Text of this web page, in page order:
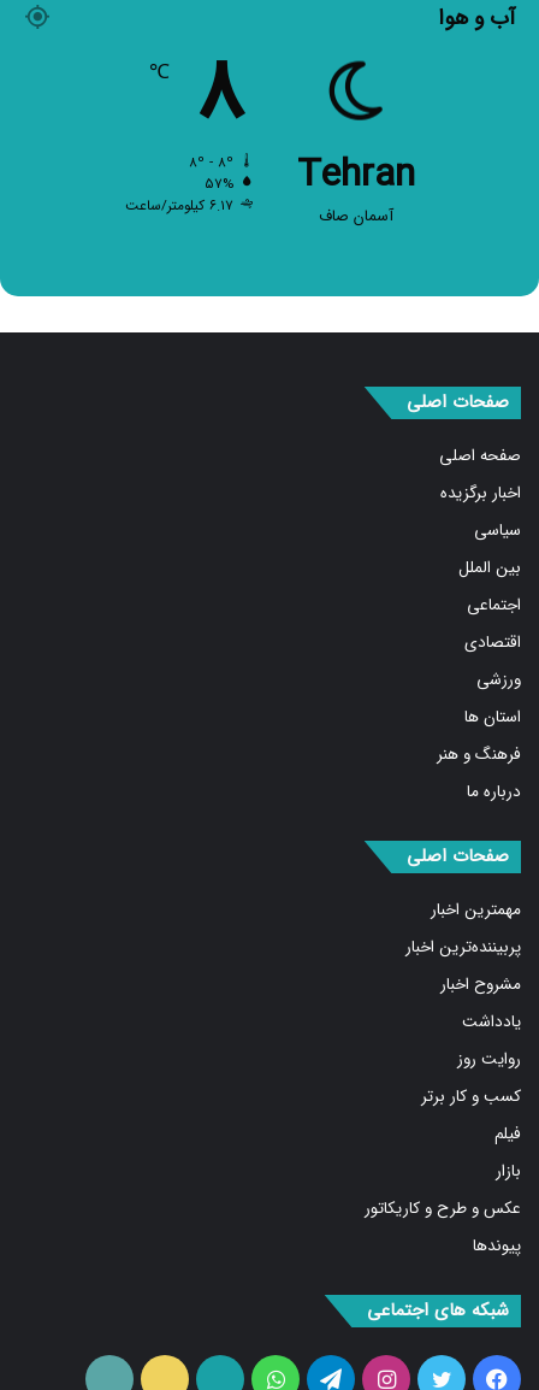
آب و هوا
Tehran
آسمان صاف
۸ ℃
۵۷%
۶.۱۷ کیلومتر/ساعت
صفحات اصلی
صفحه اصلی
اخبار برگزیده
سیاسی
بین الملل
اجتماعی
اقتصادی
ورزشی
استان ها
فرهنگ و هنر
درباره ما
صفحات اصلی
مهمترین اخبار
پربیننده‌ترین اخبار
مشروح اخبار
یادداشت
روایت روز
کسب و کار برتر
فیلم
بازار
عکس و طرح و کاریکاتور
پیوندها
شبکه های اجتماعی
فیس
توییتر اینستاگرامتلگرام واتس
آپارات ایتا